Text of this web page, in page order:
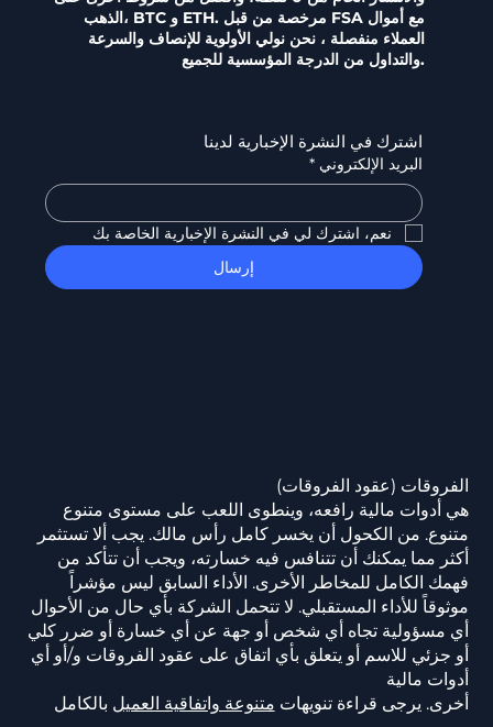
الذهب، BTC و ETH. مرخصة من قبل FSA مع أموال
العملاء منفصلة ، نحن نولي الأولوية للإنصاف والسرعة
والتداول من الدرجة المؤسسية للجميع.
اشترك في النشرة الإخبارية لدينا
البريد الإلكتروني *
نعم، اشترك لي في النشرة الإخبارية الخاصة بك
إرسال
الفروقات (عقود الفروقات)
هي أدوات مالية رافعه، وينطوى اللعب على مستوى متنوع
متنوع. من الكحول أن يخسر كامل رأس مالك. يجب ألا تستثمر
أكثر مما يمكنك أن تتنافس فيه خسارته، ويجب أن تتأكد من
فهمك الكامل للمخاطر الأخرى. الأداء السابق ليس مؤشراً
موثوقاً للأداء المستقبلي. لا تتحمل الشركة بأي حال من الأحوال
أي مسؤولية تجاه أي شخص أو جهة عن أي خسارة أو ضرر كلي
أو جزئي للاسم أو يتعلق بأي اتفاق على عقود الفروقات و/أو أي
أدوات مالية
أخرى. يرجى قراءة تنويهات متنوعة واتفاقية العميل بالكامل